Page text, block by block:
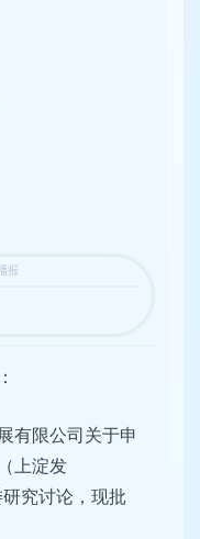
有限公司关于申
上淀发
研究讨论，现批